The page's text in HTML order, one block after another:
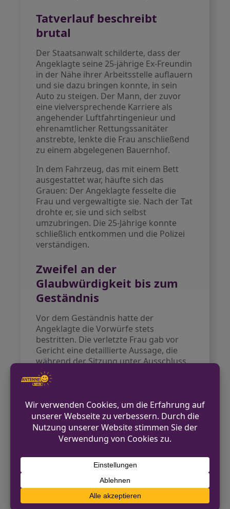
Tatverlauf beschreibt
brutal
Der Staatsanwalt schilderte, dass der
Angeklagte seine 25-jährige Ex-Freundin
in der Nähe ihrer Arbeitsstelle auflauern
und sie dazu bringen konnte, in sein
Auto zu steigen. Der Mann, der zuvor
eine vielversprechende Karriere als
angehender Luftfahrtingenieur und
ehrenamtlicher Rettungssanitäter
anstrebte, lenkte die Frau anschließend
zu einem abgelegenen Bauernhof.
In dem Fahrzeug, das mit einem Bett
ausgestattet war, häufte sich das
Grauen: Der Angeklagte fesselte die
Frau und vergewaltigte sie. Nach der Tat
drohte er, sie und sich selbst
umzubringen. Die 25-Jährige konnte
schließlich entkommen und die Polizei
verständigen.
Zweifel an der
Glaubwürdigkeit bis zum
Geständnis
Vor dem Geständnis hatte der
Angeklagte die Vorwürfe stets
bestritten. Die verletzte Frau gab vor
Gericht eine detaillierte Aussage, die
während der Sitzung unter Ausschluss
der Öffentlichkeit stattfand. Begleitet
von Freundinnen und einer
nahm sie an dem Verfahren teil.
Zukünftige Konsequenzen
bestätigte im Gericht, dass die Anklage
in Bezug auf das objektive
Tatgeschehen aussagekräftig sei. Der
Mann sieht nun einer möglichen
langjährigen Haftstrafe entgegen.